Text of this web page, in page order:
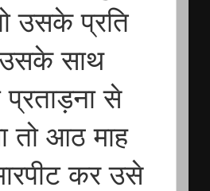
उसके प्रति
उसके साथ
से
तो आठ माह
कर उसे